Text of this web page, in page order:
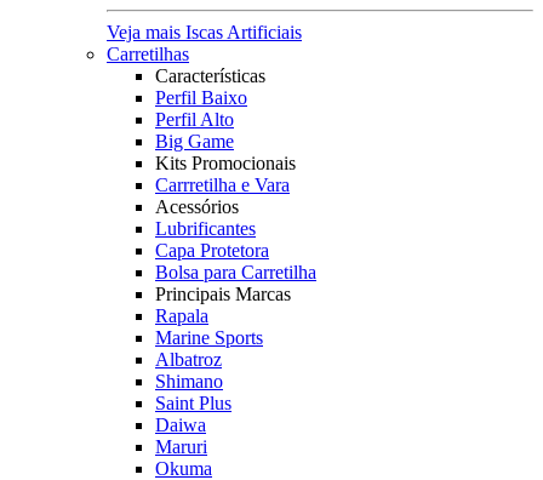
Veja mais Iscas Artificiais
Carretilhas
Características
Perfil Baixo
Perfil Alto
Big Game
Kits Promocionais
Carrretilha e Vara
Acessórios
Lubrificantes
Capa Protetora
Bolsa para Carretilha
Principais Marcas
Rapala
Marine Sports
Albatroz
Shimano
Saint Plus
Daiwa
Maruri
Okuma